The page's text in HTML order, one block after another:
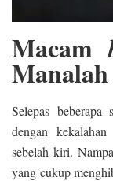
Macam
Selepas beberapa
dengan
sebelah kiri.
yang cukup